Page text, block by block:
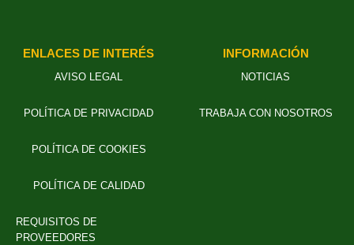
ENLACES DE INTERÉS
AVISO LEGAL
POLÍTICA DE PRIVACIDAD
POLÍTICA DE COOKIES
POLÍTICA DE CALIDAD
REQUISITOS DE
PROVEEDORES
INFORMACIÓN
NOTICIAS
TRABAJA CON NOSOTROS